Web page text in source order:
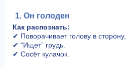
1. Он голоден
Как распознать:
✔ Поворачивает голову в сторону,
✔ “Ищет” грудь.
✔ Сосёт кулачок.